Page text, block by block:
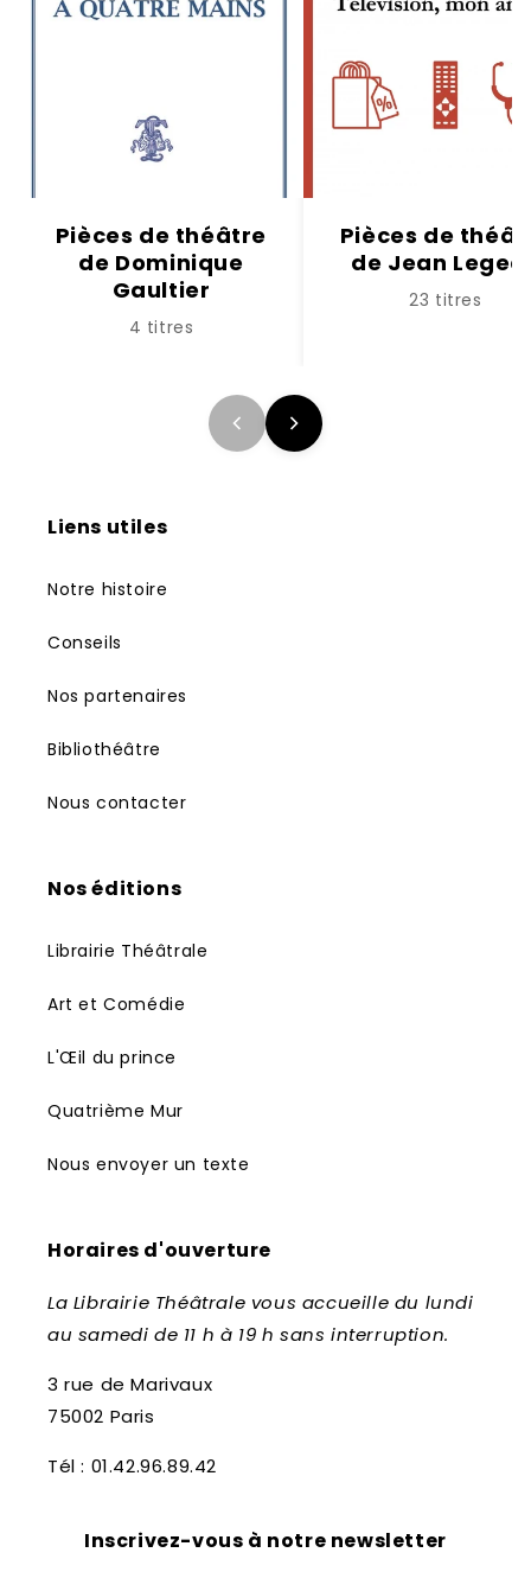
Pièces de théâtre
de Dominique
Gaultier
4 titres
Pièces de
de Jean
23 titres
Liens utiles
Notre histoire
Conseils
Nos partenaires
Bibliothéâtre
Nous contacter
Nos éditions
Librairie Théâtrale
Art et Comédie
L'Œil du prince
Quatrième Mur
Nous envoyer un texte
Horaires d'ouverture
La Librairie Théâtrale vous accueille du lundi
au samedi de 11 h à 19 h sans interruption.
3 rue de Marivaux
75002 Paris
Tél : 01.42.96.89.42
Inscrivez-vous à notre newsletter